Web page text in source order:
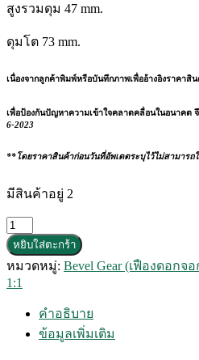
สูงรวมดุม 47 mm.
ดุมโต 73 mm.
เนื่องจากลูกค้าพิมพ์หรือบันทึกภาพเพื่ออ้างอิงราคาสิน
เพื่อป้องกันปัญหาความเข้าใจคลาดคลื่อนในอนาคต
6-2023
**โดยราคาสินค้าก่อนวันที่อัพเดตระบุไว้ไม่สามาร
มีสินค้าอยู่ 2
จำนวน
เฟือง
ดอกจอก
Module
20ฟัน
หยิบใส่ตะกร้า
หมวดหมู่: Bevel Gear (เฟืองดอกจอ
1:1
คำอธิบาย
ข้อมูลเพิ่มเติม